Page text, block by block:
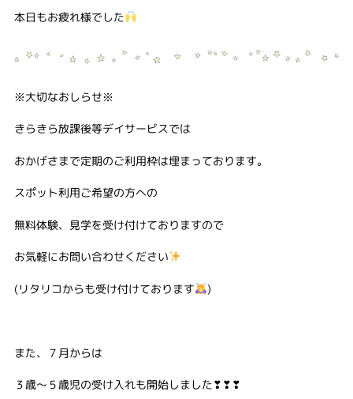
本日もお疲れ様でした
※大切なおしらせ※
きらきら放課後等デイサービスでは
おかげさまで定期のご利用枠は埋まっております。
スポット利用ご希望の方への
無料体験、見学を受け付けておりますので
お気軽にお問い合わせください
(リタリコからも受け付けております )
また、７月からは
３歳～５歳児の受け入れも開始しました❣❣❣